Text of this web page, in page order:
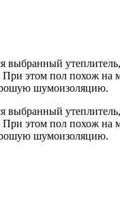
выбранный
этом пол похож на
шумоизоляцию.
выбранный
этом пол похож на
шумоизоляцию.